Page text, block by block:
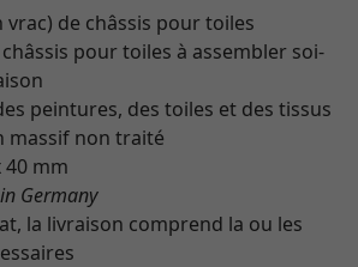
vrac) de châssis pour toiles
pour toiles à assembler soi-
peintures, des toiles et des tissus
massif non traité
40 mm
Germany
la livraison comprend la ou les